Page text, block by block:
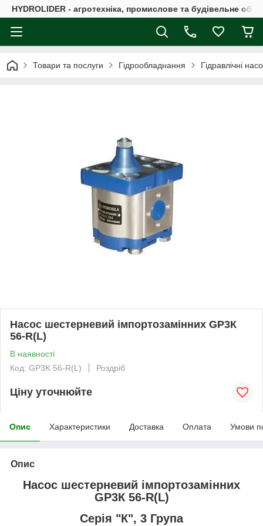
HYDROLIDER - агротехніка, промислове та будівельне
Товари та послуги Гідрообладнання Гідравлічні
Насос шестерневий імпортозамінних GP3К
56-R(L)
В наявності
Код: GP3K 56-R(L)
Роздріб
Ціну уточнюйте
Опис Характеристики Доставка Оплата Умови
Опис
Насос шестерневий імпортозамінних
GP3К 56-R(L)
Серія "К", 3 Група